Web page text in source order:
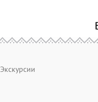
Экскурсии